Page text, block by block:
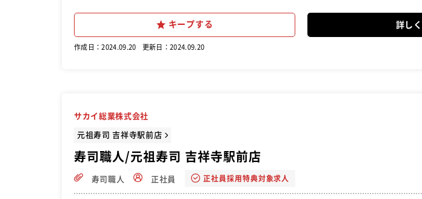
キープする 詳し
作成日：2024.09.20 更新日：2024.09.20
サカイ総業株式会社
元祖寿司 吉祥寺駅前店
寿司職人/元祖寿司 吉祥寺駅前店
寿司職人 正社員 正社員採用特典対象求人